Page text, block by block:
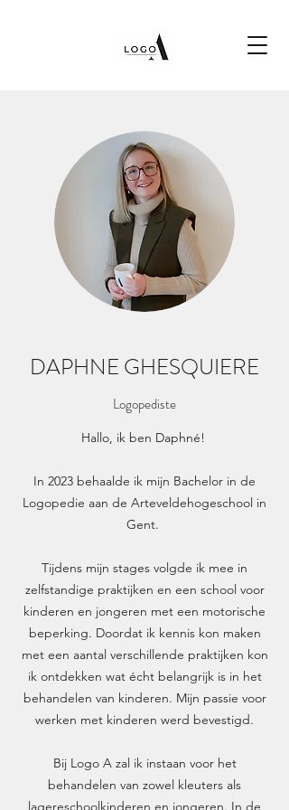
DAPHNE GHESQUIERE
Logopediste
Hallo, ik ben Daphné!
In 2023 behaalde ik mijn Bachelor in de
Logopedie aan de Arteveldehogeschool in
Gent.
Tijdens mijn stages volgde ik mee in
zelfstandige praktijken en een school voor
kinderen en jongeren met een motorische
beperking. Doordat ik kennis kon maken
met een aantal verschillende praktijken kon
ik ontdekken wat écht belangrijk is in het
behandelen van kinderen. Mijn passie voor
werken met kinderen werd bevestigd.
Bij Logo A zal ik instaan voor het
behandelen van zowel kleuters als
lagereschoolkinderen en jongeren. In de